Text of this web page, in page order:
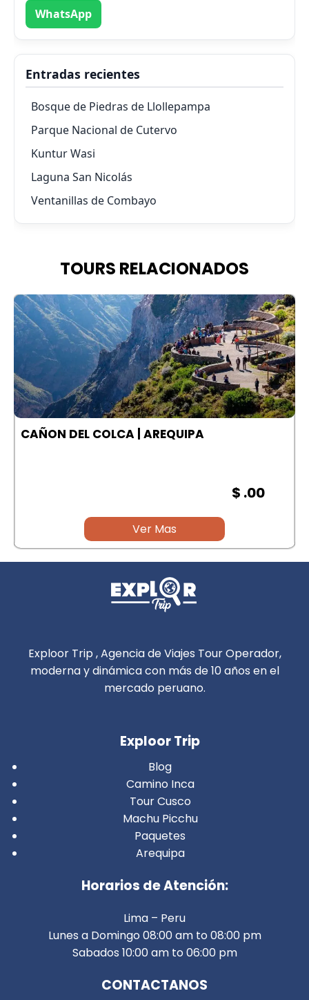
WhatsApp
Entradas recientes
Bosque de Piedras de Llollepampa
Parque Nacional de Cutervo
Kuntur Wasi
Laguna San Nicolás
Ventanillas de Combayo
TOURS RELACIONADOS
CAÑON DEL COLCA | AREQUIPA
$ .00
Ver Mas
Exploor Trip , Agencia de Viajes Tour Operador,
moderna y dinámica con más de 10 años en el
mercado peruano.
Exploor Trip
Blog
Camino Inca
Tour Cusco
Machu Picchu
Paquetes
Arequipa
Horarios de Atención:
Lima – Peru
Lunes a Domingo 08:00 am to 08:00 pm
Sabados 10:00 am to 06:00 pm
CONTACTANOS